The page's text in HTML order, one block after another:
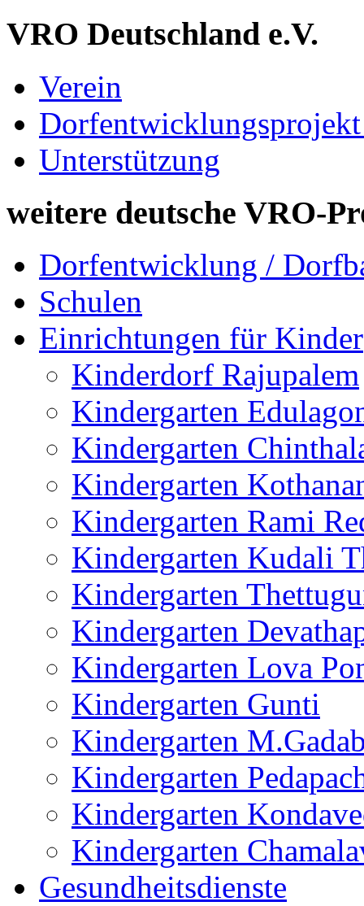
VRO Deutschland e.V.
Verein
Dorfentwicklungsprojekt
Unterstützung
weitere deutsche VRO-
Dorfentwicklung /
Schulen
Einrichtungen für Kinder
Kinderdorf Rajupalem
Kindergarten
Kindergarten
Kindergarten
Kindergarten Rami
Kindergarten Kudali
Kindergarten
Kindergarten
Kindergarten Lova
Kindergarten Gunti
Kindergarten
Kindergarten
Kindergarten
Kindergarten
Gesundheitsdienste